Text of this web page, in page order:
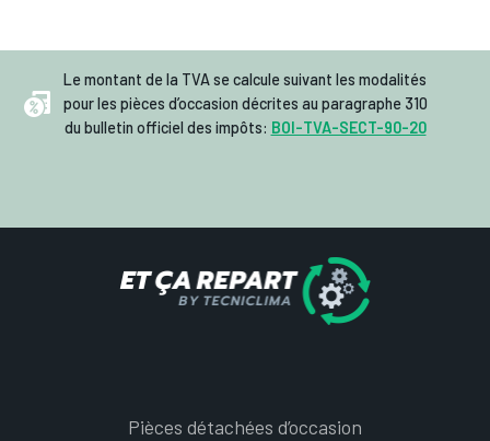
Le montant de la TVA se calcule suivant les modalités
pour les pièces d’occasion décrites au paragraphe 310
du bulletin officiel des impôts: BOI-TVA-SECT-90-20
Pièces détachées d’occasion